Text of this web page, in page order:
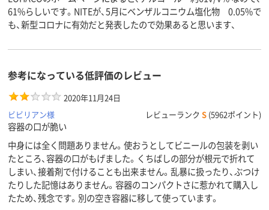
61%らしいです。NITEが、5月にベンザルコニウム塩化物 0.05%で
も、新型コロナに有効だと発表したので効果あると思います、
参考になっている低評価のレビュー
2020年11月24日
ビビリアン様
レビューランク S (5962ポイント)
容器の口が脆い
中身には全く問題ありません。使おうとしてビニールの包装を剥い
たところ、容器の口がもげました。くちばしの部分が根元で折れて
しまい、接着剤で付けることも出来ません。乱暴に扱ったり、ぶつけ
たりした記憶はありません。容器のコンパクトさに惹かれて購入し
たため、残念です。別の空き容器に移して使っています。